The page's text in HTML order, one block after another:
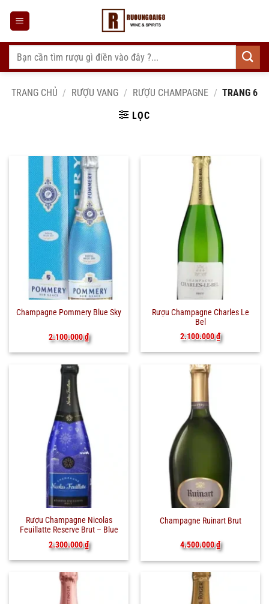
dung
Tìm
kiếm:
TRANG CHỦ / RƯỢU VANG / RƯỢU CHAMPAGNE / TRANG 6
LỌC
Champagne Pommery Blue Sky
2.100.000₫
Rượu Champagne Charles Le
Bel
2.100.000₫
Rượu Champagne Nicolas
Feuillatte Reserve Brut – Blue
2.300.000₫
Champagne Ruinart Brut
4.500.000₫